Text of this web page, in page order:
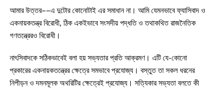
আমার উত্তর––এ দুটোর কোনোটাই এর সমাধান না। আমি যেমনভাবে ফ্যাসিবাদ ও
একনায়কতন্ত্র বিরোধী, ঠিক একইভাবে সংসদীয় পদ্ধতি ও তথাকথিত রাজনৈতিক
গণতন্ত্রেরও বিরোধী।
নাৎসিবাদকে সঠিকভাবেই বলা হয় সভ্যতার প্রতি আক্রমণ। এটি যে-কোনো
প্রকারের একনায়কতন্ত্রের ক্ষেত্রে সমভাবে প্রযোজ্য। বস্তুত তা সকল ধরনের
নিপীড়ন ও দমনমূলক অথরিটির ক্ষেত্রেই প্রযোজ্য। সত্যিকার সভ্যতা বলতে কী